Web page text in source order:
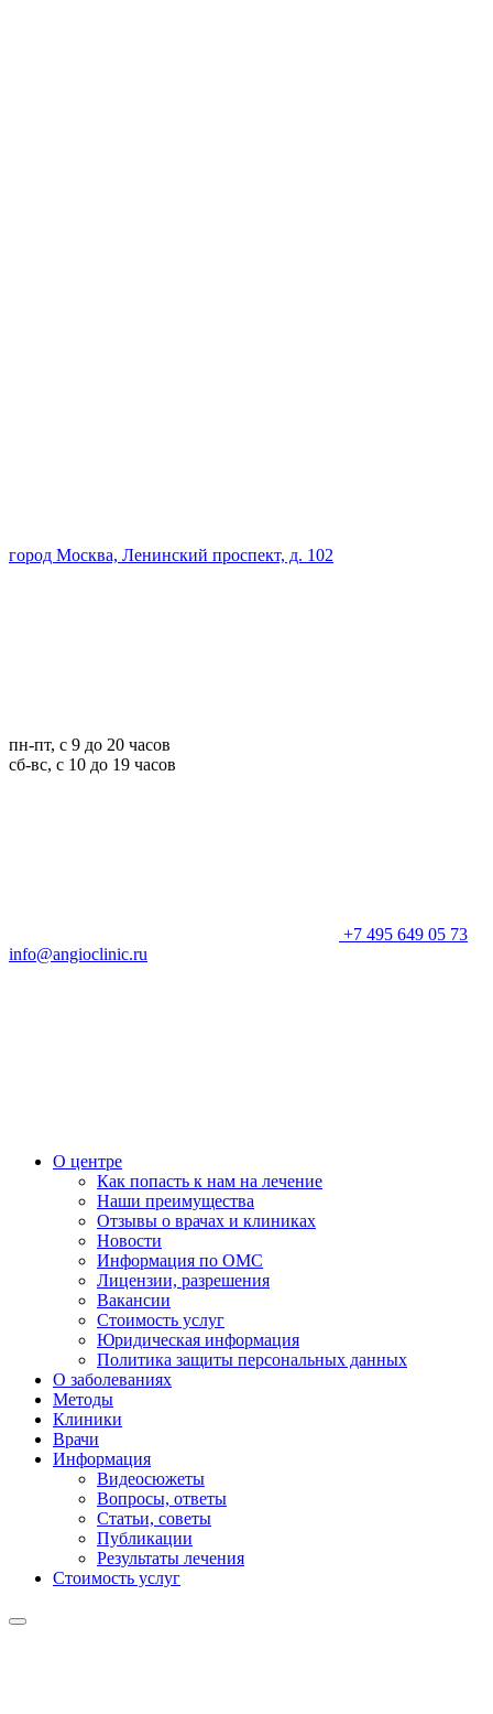
город Москва, Ленинский проспект, д. 102
пн-пт, с 9 до 20 часов
сб-вс, с 10 до 19 часов
+7 495 649 05 73
info@angioclinic.ru
О центре
Как попасть к нам на лечение
Наши преимущества
Отзывы о врачах и клиниках
Новости
Информация по ОМС
Лицензии, разрешения
Вакансии
Стоимость услуг
Юридическая информация
Политика защиты персональных данных
О заболеваниях
Методы
Клиники
Врачи
Информация
Видеосюжеты
Вопросы, ответы
Статьи, советы
Публикации
Результаты лечения
Стоимость услуг